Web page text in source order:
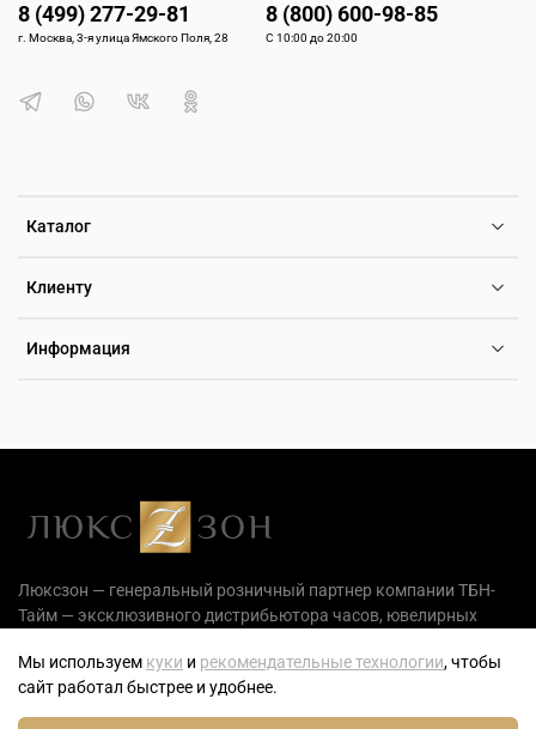
Каталог
Клиенту
Информация
8 (499) 277-29-81
г. Москва, 3-я улица Ямского Поля, 28
8 (800) 600-98-85
С 10:00 до 20:00
Люксзон — генеральный розничный партнер компании ТБН-
Тайм — эксклюзивного дистрибьютора часов, ювелирных
Мы используем куки и рекомендательные технологии, чтобы
сайт работал быстрее и удобнее.